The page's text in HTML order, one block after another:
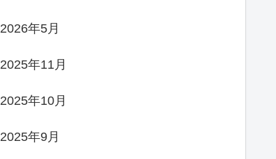
2026年5月
2025年11月
2025年10月
2025年9月